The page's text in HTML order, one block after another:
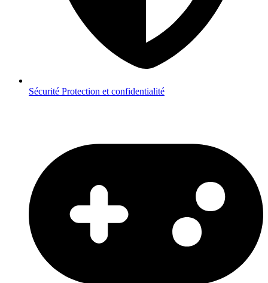
Sécurité Protection et confidentialité